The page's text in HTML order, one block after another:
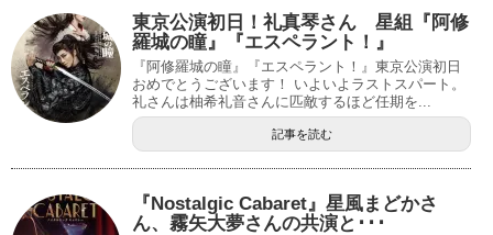
東京公演初日！礼真琴さん 星組『阿修
羅城の瞳』『エスペラント！』
『阿修羅城の瞳』『エスペラント！』東京公演初日
おめでとうございます！ いよいよラストスパート。
礼さんは柚希礼音さんに匹敵するほど任期を...
記事を読む
『Nostalgic Cabaret』星風まどかさ
ん、霧矢大夢さんの共演と･･･